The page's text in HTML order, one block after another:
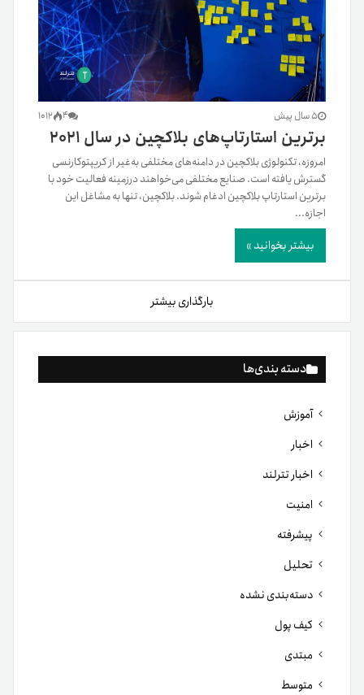
دسته بندی‌ها
آموزش
اخبار
اخبار تترلند
امنیت
پیشرفته
تحلیل
دسته‌بندی نشده
کیف پول
مبتدی
متوسط
5 سال پیش 4
1012
برترین استارتاپ‌های بلاکچین‌ در سال ۲۰۲۱
امروزه، تکنولوژی بلاکچین در دامنه‌های مختلفی به‌غیر از کریپتوکارنسی
گسترش یافته است. صنایع مختلفی می‌خواهند درزمینه فعالیت خود با
برترین استارتاپ بلاکچین‌ ادغام شوند. بلاکچین، تنها به مشاغل این
اجازه...
بیشتر بخوانید »
بارگذاری بیشتر